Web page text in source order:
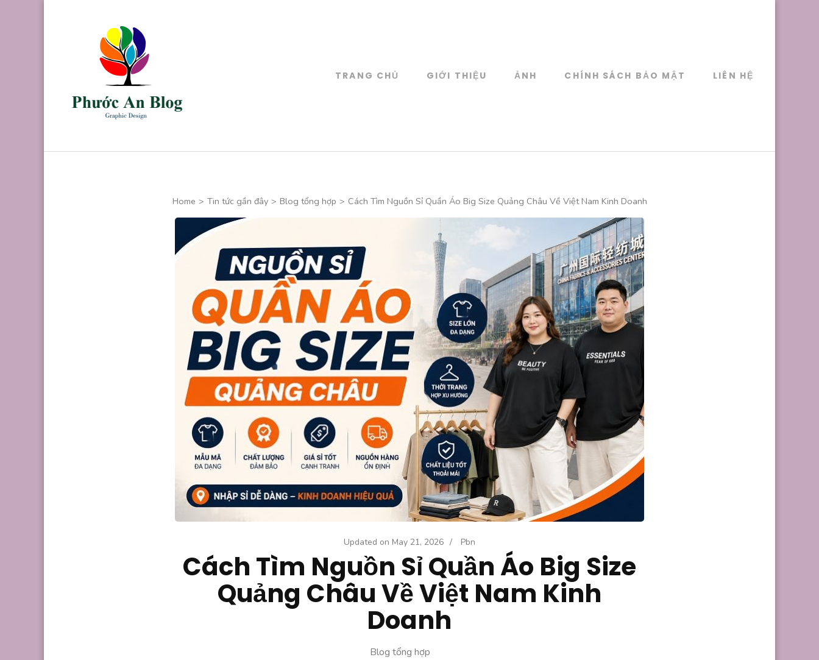
TRANG CHỦ GIỚI THIỆU ẢNH CHÍNH SÁCH BẢO MẬT LIÊN HỆ
Home > Tin tức gần đây > Blog tổng hợp > Cách Tìm Nguồn Sỉ Quần Áo Big Size Quảng Châu Về Việt Nam Kinh Doanh
Updated on May 21, 2026 / Pbn
Cách Tìm Nguồn Sỉ Quần Áo Big Size
Quảng Châu Về Việt Nam Kinh
Doanh
Blog tổng hợp